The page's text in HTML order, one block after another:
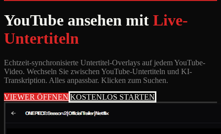
YouTube ansehen mit Live-
Untertiteln
Echtzeit-synchronisierte Untertitel-Overlays auf jedem YouTube-
Video. Wechseln Sie zwischen YouTube-Untertiteln und KI-
Transkription. Alles anpassbar. Klicken zum Suchen.
VIEWER ÖFFNEN KOSTENLOS STARTEN